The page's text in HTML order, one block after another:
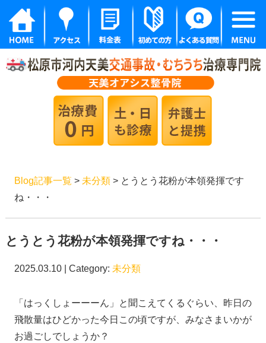
Blog記事一覧 > 未分類> とうとう花粉が本領発揮です
ね・・・
とうとう花粉が本領発揮ですね・・・
2025.03.10 | Category: 未分類
「はっくしょーーーん」と聞こえてくるぐらい、昨日の
飛散量はひどかった今日この頃ですが、みなさまいかが
お過ごしでしょうか？